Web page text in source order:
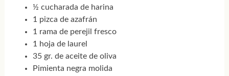
½ cucharada de harina
1 pizca de azafrán
1 rama de perejil fresco
1 hoja de laurel
35 gr. de aceite de oliva
Pimienta negra molida